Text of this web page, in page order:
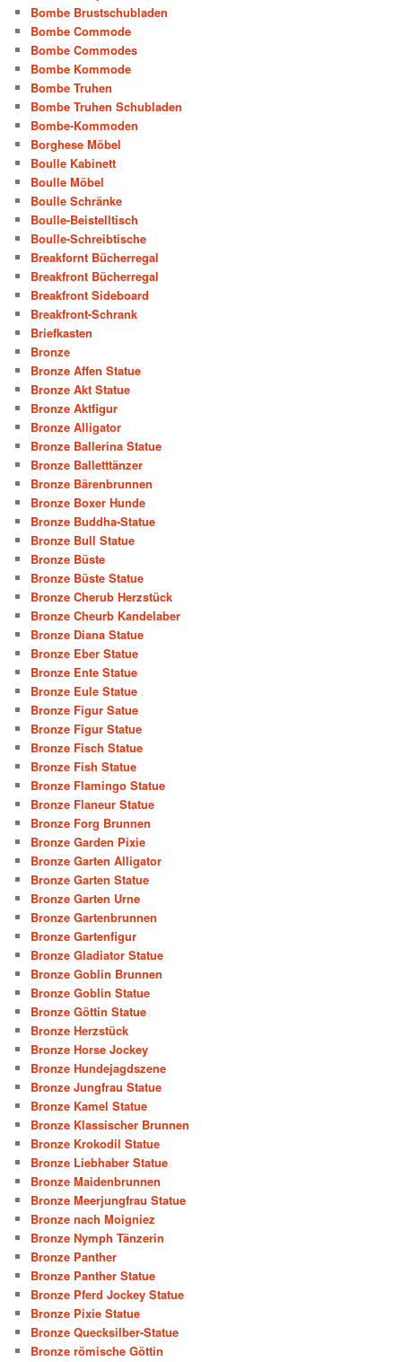
Bombe Brustschubladen
Bombe Commode
Bombe Commodes
Bombe Kommode
Bombe Truhen
Bombe Truhen Schubladen
Bombe-Kommoden
Borghese Möbel
Boulle Kabinett
Boulle Möbel
Boulle Schränke
Boulle-Beistelltisch
Boulle-Schreibtische
Breakfornt Bücherregal
Breakfront Bücherregal
Breakfront Sideboard
Breakfront-Schrank
Briefkasten
Bronze
Bronze Affen Statue
Bronze Akt Statue
Bronze Aktfigur
Bronze Alligator
Bronze Ballerina Statue
Bronze Balletttänzer
Bronze Bärenbrunnen
Bronze Boxer Hunde
Bronze Buddha-Statue
Bronze Bull Statue
Bronze Büste
Bronze Büste Statue
Bronze Cherub Herzstück
Bronze Cheurb Kandelaber
Bronze Diana Statue
Bronze Eber Statue
Bronze Ente Statue
Bronze Eule Statue
Bronze Figur Satue
Bronze Figur Statue
Bronze Fisch Statue
Bronze Fish Statue
Bronze Flamingo Statue
Bronze Flaneur Statue
Bronze Forg Brunnen
Bronze Garden Pixie
Bronze Garten Alligator
Bronze Garten Statue
Bronze Garten Urne
Bronze Gartenbrunnen
Bronze Gartenfigur
Bronze Gladiator Statue
Bronze Goblin Brunnen
Bronze Goblin Statue
Bronze Göttin Statue
Bronze Herzstück
Bronze Horse Jockey
Bronze Hundejagdszene
Bronze Jungfrau Statue
Bronze Kamel Statue
Bronze Klassischer Brunnen
Bronze Krokodil Statue
Bronze Liebhaber Statue
Bronze Maidenbrunnen
Bronze Meerjungfrau Statue
Bronze nach Moigniez
Bronze Nymph Tänzerin
Bronze Panther
Bronze Panther Statue
Bronze Pferd Jockey Statue
Bronze Pixie Statue
Bronze Quecksilber-Statue
Bronze römische Göttin